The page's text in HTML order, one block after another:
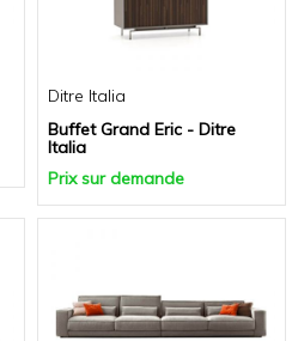
Ditre Italia
Buffet Grand Eric - Ditre
Italia
Prix sur demande